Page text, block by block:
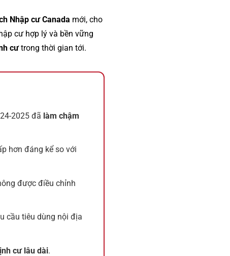
Nhập cư Canada mới, cho
cư hợp lý và bền vững
cưtrong thời gian tới.
2025 đã làm chậm
hơn đáng kể so với
được điều chỉnh
cầu tiêu dùng nội địa
cư lâu dài.